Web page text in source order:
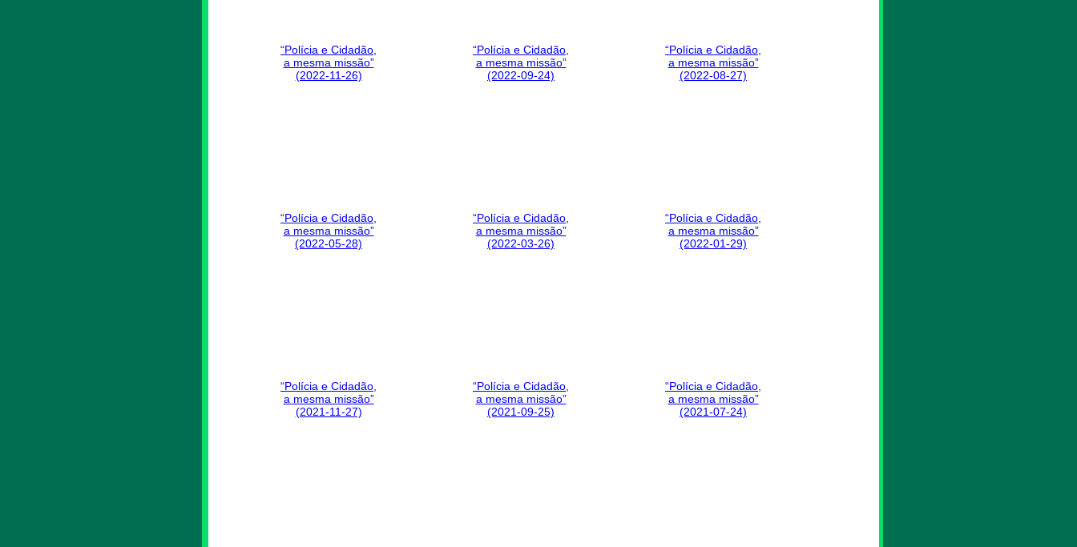
“Polícia e Cidadão,
a mesma missão”
(2022-11-26)
“Polícia e Cidadão,
a mesma missão”
(2022-09-24)
“Polícia e Cidadão,
a mesma missão”
(2022-08-27)
“Polícia e Cidadão,
a mesma missão”
(2022-05-28)
“Polícia e Cidadão,
a mesma missão”
(2022-03-26)
“Polícia e Cidadão,
a mesma missão”
(2022-01-29)
“Polícia e Cidadão,
a mesma missão”
(2021-11-27)
“Polícia e Cidadão,
a mesma missão”
(2021-09-25)
“Polícia e Cidadão,
a mesma missão”
(2021-07-24)